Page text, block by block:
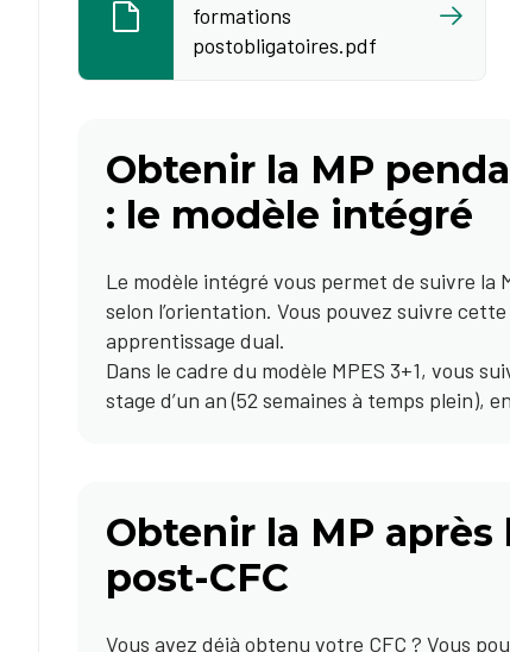
formations
postobligatoires.pdf
Obtenir la MP
: le modèle intégré
Le modèle intégré vous permet de suivre la
selon l’orientation. Vous pouvez suivre
apprentissage dual.
Dans le cadre du modèle MPES 3+1, vous
stage d’un an (52 semaines à temps plein),
Obtenir la MP après
post-CFC
Vous avez déjà obtenu votre CFC ? Vous